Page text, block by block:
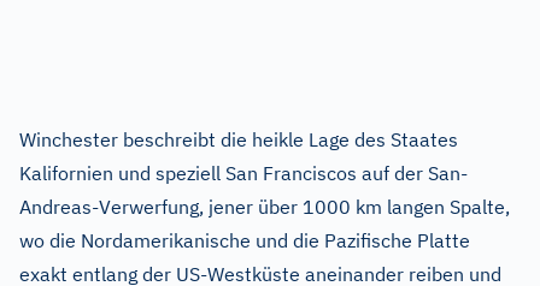
Winchester beschreibt die heikle Lage des Staates
Kalifornien und speziell San Franciscos auf der San-
Andreas-Verwerfung, jener über 1000 km langen Spalte,
wo die Nordamerikanische und die Pazifische Platte
exakt entlang der US-Westküste aneinander reiben und